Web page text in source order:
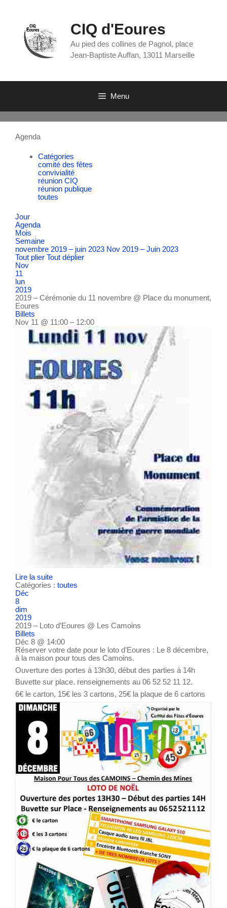
CIQ d'Eoures
Au pied des collines de Pagnol, place
Jean-Baptiste Auffan, 13011 Marseille
Menu
Agenda
Catégories
comité des fêtes
convivialité
réunion CIQ
réunion publique
toutes
Jour
Agenda
Mois
Semaine
novembre 2019 – juin 2023 Nov 2019 – Juin 2023
Tout plier Tout déplier
Nov
11
lun
2019
2019 – Cérémonie du 11 novembre @ Place du monument,
Eoures
Billets
Nov 11 @ 11:00 – 12:00
Lire la suite
Catégories : toutes
Déc
8
dim
2019
2019 – Loto d’Eoures @ Les Camoins
Billets
Déc 8 @ 14:00
Réserver votre date pour le loto d’Eoures : Le 8 décembre,
à la maison pour tous des Camoins.
Ouverture des portes à 13h30, début des parties à 14h
Buvette sur place. renseignements au 06 52 52 11 12.
6€ le carton, 15€ les 3 cartons, 25€ la plaque de 6 cartons